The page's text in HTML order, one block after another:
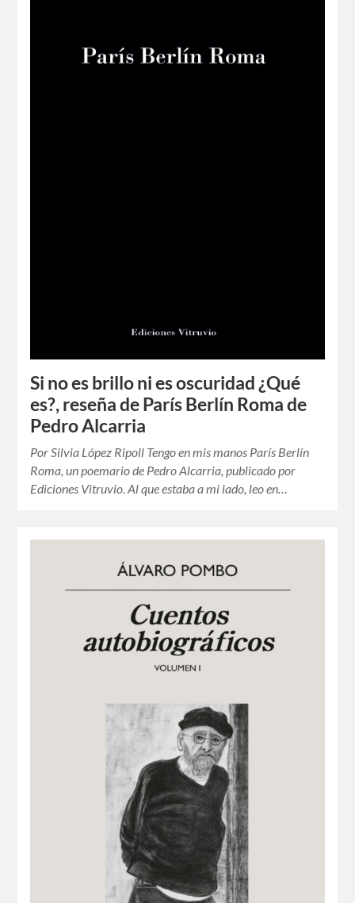
Si no es brillo ni es oscuridad ¿Qué
es?, reseña de París Berlín Roma de
Pedro Alcarria
Por Silvia López Ripoll Tengo en mis manos París Berlín
Roma, un poemario de Pedro Alcarria, publicado por
Ediciones Vitruvio. Al que estaba a mi lado, leo en…